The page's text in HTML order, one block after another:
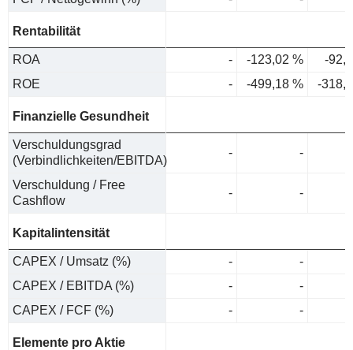
Rentabilität
ROA - -123,02 %
-
ROE
- -499,18 % -
Finanzielle Gesundheit
Verschuldungsgrad
(Verbindlichkeiten/EBITDA)
- -
Verschuldung / Free
Cashflow
- -
Kapitalintensität
CAPEX / Umsatz (%) -
-
CAPEX / EBITDA (%)
-
-
CAPEX / FCF (%)
- -
Elemente pro Aktie